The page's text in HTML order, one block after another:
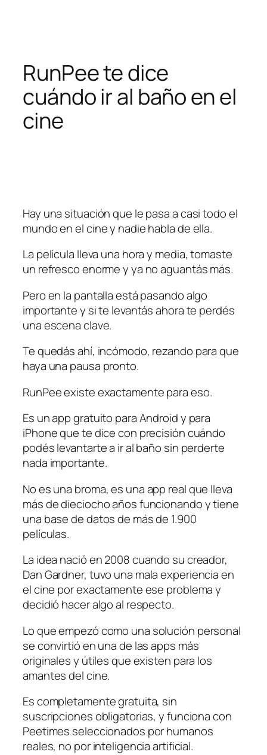
RunPee te dice
cuándo ir al baño en el
cine
Hay una situación que le pasa a casi todo el
mundo en el cine y nadie habla de ella.
La película lleva una hora y media, tomaste
un refresco enorme y ya no aguantás más.
Pero en la pantalla está pasando algo
importante y si te levantás ahora te perdés
una escena clave.
Te quedás ahí, incómodo, rezando para que
haya una pausa pronto.
RunPee existe exactamente para eso.
Es un app gratuito para Android y para
iPhone que te dice con precisión cuándo
podés levantarte a ir al baño sin perderte
nada importante.
No es una broma, es una app real que lleva
más de dieciocho años funcionando y tiene
una base de datos de más de 1.900
películas.
La idea nació en 2008 cuando su creador,
Dan Gardner, tuvo una mala experiencia en
el cine por exactamente ese problema y
decidió hacer algo al respecto.
Lo que empezó como una solución personal
se convirtió en una de las apps más
originales y útiles que existen para los
amantes del cine.
Es completamente gratuita, sin
suscripciones obligatorias, y funciona con
Peetimes seleccionados por humanos
reales, no por inteligencia artificial.